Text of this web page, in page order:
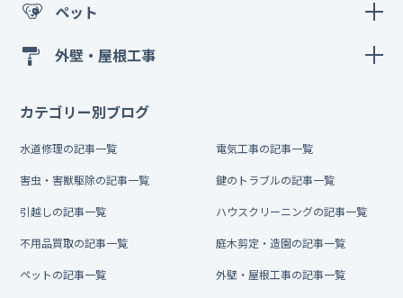
ペット
外壁・屋根工事
カテゴリー別ブログ
水道修理の記事一覧 電気工事の記事一覧
害虫・害獣駆除の記事一覧 鍵のトラブルの記事一覧
引越しの記事一覧 ハウスクリーニングの記事一覧
不用品買取の記事一覧 庭木剪定・造園の記事一覧
ペットの記事一覧 外壁・屋根工事の記事一覧